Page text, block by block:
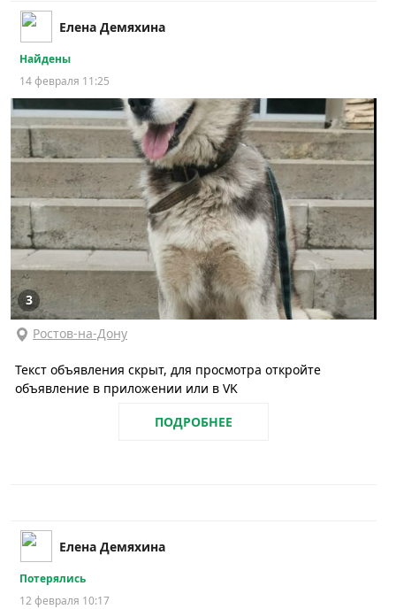
Елена Демяхина
Найдены
14 февраля 11:25
3
Ростов-на-Дону
Текст объявления скрыт, для просмотра откройте
объявление в приложении или в VK
ПОДРОБНЕЕ
Елена Демяхина
Потерялись
12 февраля 10:17